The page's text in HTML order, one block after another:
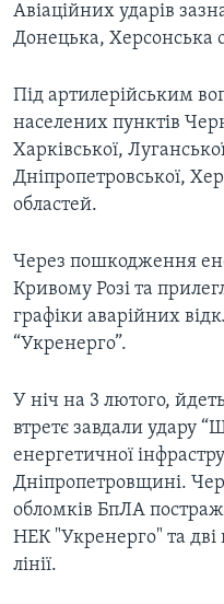
Авіаційних ударів
Донецька, Херсонська
Під артилерійським
населених пунктів
Харківської,
Дніпропетровської,
областей.
Через пошкодження
Кривому Розі та
графіки аварійних
“Укренерго”.
У ніч на 3 лютого,
втретє завдали удару
енергетичної
Дніпропетровщині.
обломків БпЛА
НЕК "Укренерго" та дві
лінії.